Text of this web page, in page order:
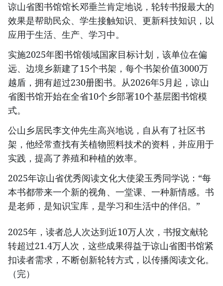
谅山省图书馆馆长邓垂兰肯定地说，轮转书报最大的
效果是帮助民众、学生接触知识、更新科技知识，以
应用于生活、生产、学习中。
实施2025年图书馆领域国家目标计划，该单位在偏
远、边境乡新建了15个书架，每个书架价值3000万
越盾，拥有超过230册图书。从2026年5月起，谅山
省图书馆开始在全省10个乡部署10个基层图书馆模
式。
公山乡居民李文仲先生高兴地说，自从有了社区书
架，他经常查找有关植物照料技术的资料，并应用于
实践，提高了养殖和种植的效率。
2025年谅山省优秀阅读文化大使梁玉秀同学说：“每
本书都带来一个新的视角、一堂课、一种新情感。书
是老师，是知识宝库，是学习和生活中的伴侣。”
2025年，读者总人次达到近10万人次，书报文献轮
转超过21.4万人次，这些成果得益于谅山省图书馆紧
扣读者需求，不断创新轮转方式，以传播阅读文化。
（完）